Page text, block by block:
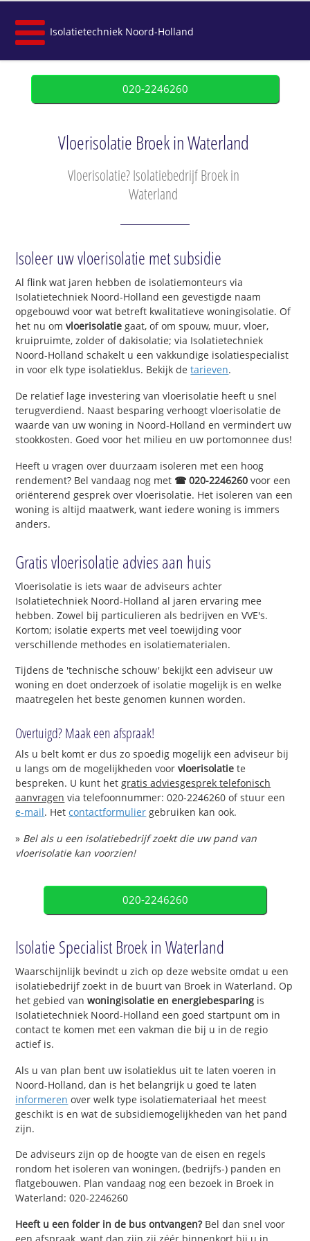
Isolatietechniek Noord-Holland
020-2246260
Vloerisolatie Broek in Waterland
Vloerisolatie? Isolatiebedrijf Broek in
Waterland
Isoleer uw vloerisolatie met subsidie
Al flink wat jaren hebben de isolatiemonteurs via
Isolatietechniek Noord-Holland een gevestigde naam
opgebouwd voor wat betreft kwalitatieve woningisolatie. Of
het nu omvloerisolatie gaat, of om spouw, muur, vloer,
kruipruimte, zolder of dakisolatie; via Isolatietechniek
Noord-Holland schakelt u een vakkundige isolatiespecialist
in voor elk type isolatieklus. Bekijk detarieven.
De relatief lage investering van vloerisolatie heeft u snel
terugverdiend. Naast besparing verhoogt vloerisolatie de
waarde van uw woning in Noord-Holland en vermindert uw
stookkosten. Goed voor het milieu en uw portomonnee dus!
Heeft u vragen over duurzaam isoleren met een hoog
rendement? Bel vandaag nog met ☎ 020-2246260 voor een
oriënterend gesprek over vloerisolatie. Het isoleren van een
woning is altijd maatwerk, want iedere woning is immers
anders.
Gratis vloerisolatie advies aan huis
Vloerisolatie is iets waar de adviseurs achter
Isolatietechniek Noord-Holland al jaren ervaring mee
hebben. Zowel bij particulieren als bedrijven en VVE's.
Kortom; isolatie experts met veel toewijding voor
verschillende methodes en isolatiematerialen.
Tijdens de 'technische schouw' bekijkt een adviseur uw
woning en doet onderzoek of isolatie mogelijk is en welke
maatregelen het beste genomen kunnen worden.
Overtuigd? Maak een afspraak!
Als u belt komt er dus zo spoedig mogelijk een adviseur bij
u langs om de mogelijkheden voorvloerisolatie te
bespreken. U kunt hetgratis adviesgesprek telefonisch
aanvragen via telefoonnummer: 020-2246260 of stuur een
e-mail. Hetcontactformulier gebruiken kan ook.
» Bel als u een isolatiebedrijf zoekt die uw pand van
vloerisolatie kan voorzien!
020-2246260
Isolatie Specialist Broek in Waterland
Waarschijnlijk bevindt u zich op deze website omdat u een
isolatiebedrijf zoekt in de buurt van Broek in Waterland. Op
het gebied vanwoningisolatie en energiebesparing is
Isolatietechniek Noord-Holland een goed startpunt om in
contact te komen met een vakman die bij u in de regio
actief is.
Als u van plan bent uw isolatieklus uit te laten voeren in
Noord-Holland, dan is het belangrijk u goed te laten
informeren over welk type isolatiemateriaal het meest
geschikt is en wat de subsidiemogelijkheden van het pand
zijn.
De adviseurs zijn op de hoogte van de eisen en regels
rondom het isoleren van woningen, (bedrijfs-) panden en
flatgebouwen. Plan vandaag nog een bezoek in Broek in
Waterland: 020-2246260
Heeft u een folder in de bus ontvangen?Bel dan snel voor